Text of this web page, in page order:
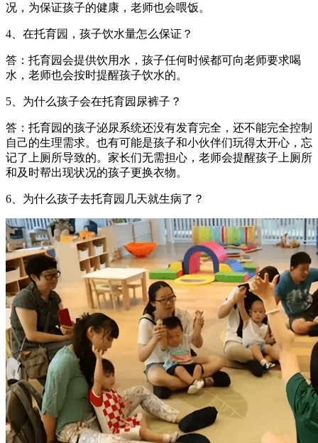
况，为保证孩子的健康，老师也会喂饭。
4、在托育园，孩子饮水量怎么保证？
答：托育园会提供饮用水，孩子任何时候都可向老师要求喝
水，老师也会按时提醒孩子饮水的。
5、为什么孩子会在托育园尿裤子？
答：托育园的孩子泌尿系统还没有发育完全，还不能完全控制
自己的生理需求。也有可能是孩子和小伙伴们玩得太开心，忘
记了上厕所导致的。家长们无需担心，老师会提醒孩子上厕所
和及时帮出现状况的孩子更换衣物。
6、为什么孩子去托育园几天就生病了？